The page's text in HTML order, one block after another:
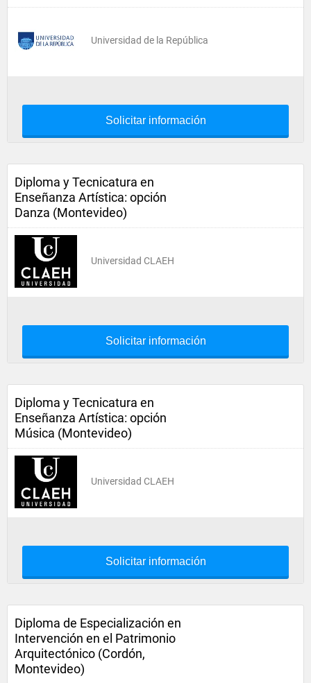
Universidad de la República
Solicitar información
Diploma y Tecnicatura en
Enseñanza Artística: opción
Danza (Montevideo)
Universidad CLAEH
Solicitar información
Diploma y Tecnicatura en
Enseñanza Artística: opción
Música (Montevideo)
Universidad CLAEH
Solicitar información
Diploma de Especialización en
Intervención en el Patrimonio
Arquitectónico (Cordón,
Montevideo)